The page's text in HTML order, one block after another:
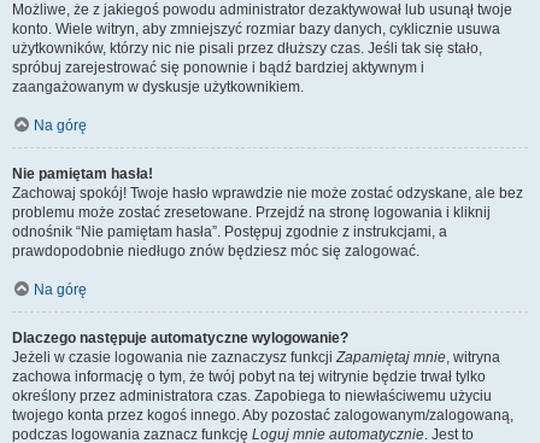
Możliwe, że z jakiegoś powodu administrator dezaktywował lub usunął twoje
konto. Wiele witryn, aby zmniejszyć rozmiar bazy danych, cyklicznie usuwa
użytkowników, którzy nic nie pisali przez dłuższy czas. Jeśli tak się stało,
spróbuj zarejestrować się ponownie i bądź bardziej aktywnym i
zaangażowanym w dyskusje użytkownikiem.
Na górę
Nie pamiętam hasła!
Zachowaj spokój! Twoje hasło wprawdzie nie może zostać odzyskane, ale bez
problemu może zostać zresetowane. Przejdź na stronę logowania i kliknij
odnośnik “Nie pamiętam hasła”. Postępuj zgodnie z instrukcjami, a
prawdopodobnie niedługo znów będziesz móc się zalogować.
Na górę
Dlaczego następuje automatyczne wylogowanie?
Jeżeli w czasie logowania nie zaznaczysz funkcjiZapamiętaj mnie, witryna
zachowa informację o tym, że twój pobyt na tej witrynie będzie trwał tylko
określony przez administratora czas. Zapobiega to niewłaściwemu użyciu
twojego konta przez kogoś innego. Aby pozostać zalogowanym/zalogowaną,
podczas logowania zaznacz funkcję Loguj mnie automatycznie. Jest to